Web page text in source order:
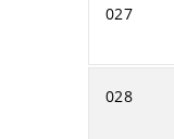
027
028